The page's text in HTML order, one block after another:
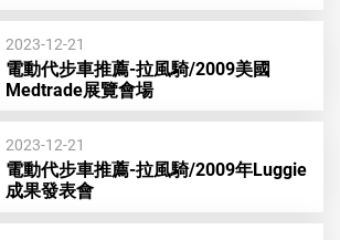
2023-12-21
電動代步車推薦-拉風騎/2009美國
Medtrade展覽會場
2023-12-21
電動代步車推薦-拉風騎/2009年Luggie
成果發表會